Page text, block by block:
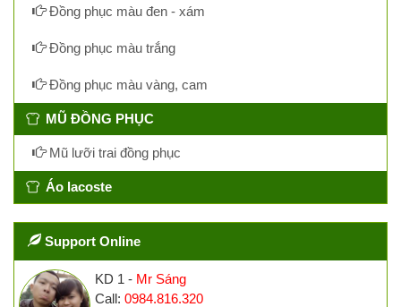
Đồng phục màu đen - xám
Đồng phục màu trắng
Đồng phục màu vàng, cam
MŨ ĐỒNG PHỤC
Mũ lưỡi trai đồng phục
Áo lacoste
Support Online
KD 1 - Mr Sáng
Call: 0984.816.320